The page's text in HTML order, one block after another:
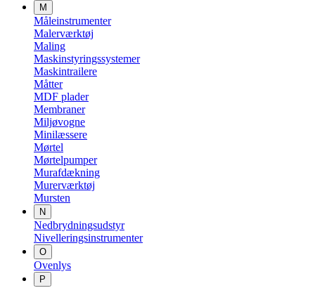
M
Måleinstrumenter
Malerværktøj
Maling
Maskinstyringssystemer
Maskintrailere
Måtter
MDF plader
Membraner
Miljøvogne
Minilæssere
Mørtel
Mørtelpumper
Murafdækning
Murerværktøj
Mursten
N
Nedbrydningsudstyr
Nivelleringsinstrumenter
O
Ovenlys
P